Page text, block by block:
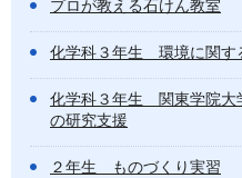
プロが教える石けん教室
化学科３年生 環境に関す
化学科３年生 関東学院大
の研究支援
２年生 ものづくり実習